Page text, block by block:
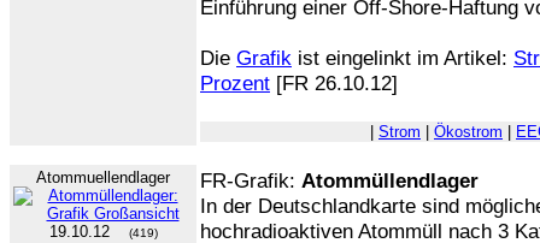
Einführung einer Off-Shore-Haftung
Die Grafik ist eingelinkt im Artikel:
Prozent [FR 26.10.12]
Strom Ökostrom
Atommuellendlager
19.10.12 (419)
FR-Grafik: Atommüllendlager
In der Deutschlandkarte sind
hochradioaktiven Atommüll nach 3